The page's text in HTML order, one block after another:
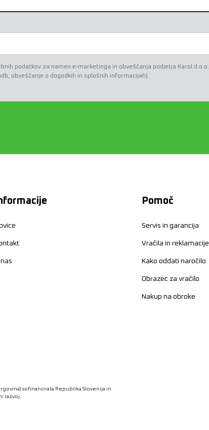
podatkov za namen e-marketinga in obveščanja podjetja Karol d.o.o.
obveščanje o dogodkih in splošnih informacijah).
nas
Pomoč
Servis in garancija
Vračila in reklamacije
Kako oddati naročilo
Obrazec za vračilo
Nakup na obroke
sofinancirata Republika Slovenija in
razvoj.